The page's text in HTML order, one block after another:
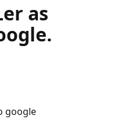
as
google